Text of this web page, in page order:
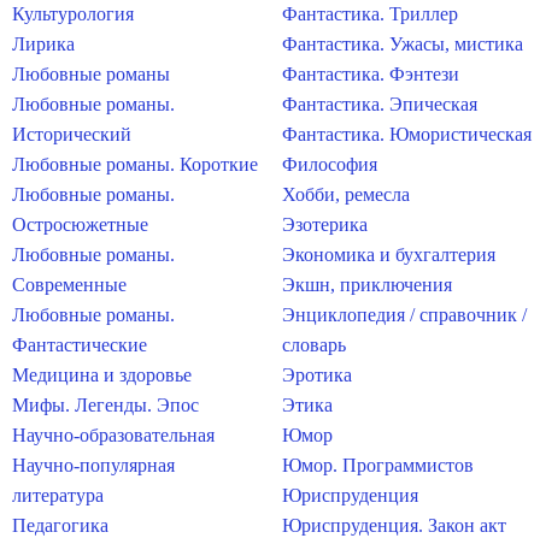
Культурология
Лирика
Любовные романы
Любовные романы.
Исторический
Любовные романы. Короткие
Любовные романы.
Остросюжетные
Любовные романы.
Современные
Любовные романы.
Фантастические
Медицина и здоровье
Мифы. Легенды. Эпос
Научно-образовательная
Научно-популярная
литература
Педагогика
Фантастика. Триллер
Фантастика. Ужасы, мистика
Фантастика. Фэнтези
Фантастика. Эпическая
Фантастика. Юмористическая
Философия
Хобби, ремесла
Эзотерика
Экономика и бухгалтерия
Экшн, приключения
Энциклопедия / справочник /
словарь
Эротика
Этика
Юмор
Юмор. Программистов
Юриспруденция
Юриспруденция. Закон акт